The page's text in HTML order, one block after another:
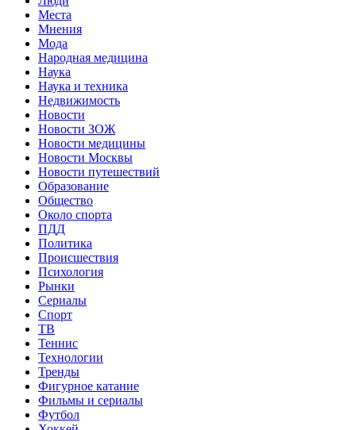
Места
Мнения
Мода
Народная медицина
Наука
Наука и техника
Недвижимость
Новости
Новости ЗОЖ
Новости медицины
Новости Москвы
Новости путешествий
Образование
Общество
Около спорта
ПДД
Политика
Происшествия
Психология
Рынки
Сериалы
Спорт
ТВ
Теннис
Технологии
Тренды
Фигурное катание
Фильмы и сериалы
Футбол